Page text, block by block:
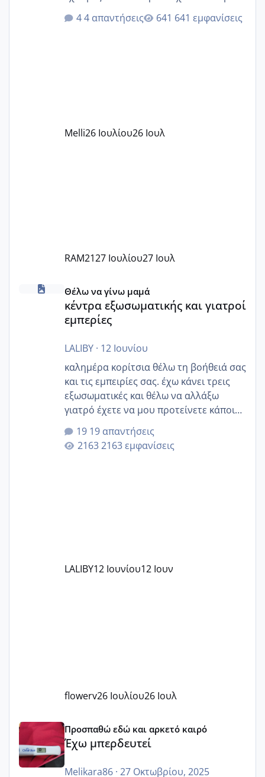
ότι το βαουτσερ καλύπτει όλα τα
δίδακτρα και τα τροφεια του ιδιωτικού
Εγώ πήγα σε έναν ιδιωτικό παιδικό στ
4 απαντήσεις 641 εμφανίσεις
Melli26 Ιουλίου26 Ιουλ
RAM2127 Ιουλίου27 Ιουλ
κέντρα εξωσωματικής και γιατροί εμπερίες
Θέλω να γίνω μαμά
κέντρα εξωσωματικής και γιατροί
εμπερίες
LALIBY· 12 Ιουνίου
καλημέρα κορίτσια θέλω τη βοήθειά σας
και τις εμπειρίες σας. έχω κάνει τρεις
εξωσωματικές και θέλω να αλλάξω
γιατρό έχετε να μου προτείνετε κάποιον
που μείνατε ευχαριστημένες και είχατε
επιιτυχία? έκανα στο υγεία με τον
ζερβομανωλάκη (δεν το εψαξε καθόλου
19 απαντήσεις
2163 εμφανίσεις
LALIBY12 Ιουνίου12 Ιουν
flowerv26 Ιουλίου26 Ιουλ
Έχω μπερδευτεί
Προσπαθώ εδώ και αρκετό καιρό
Έχω μπερδευτεί
Melikara86· 27 Οκτωβρίου, 2025